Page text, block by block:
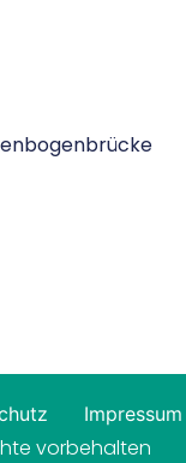
Impressum
vorbehalten